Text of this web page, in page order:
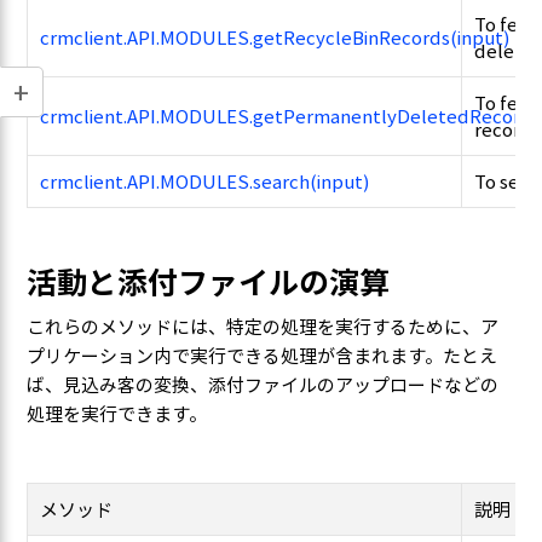
crmclient.API.MODULES.getRecycleBinRecords(input)
To
To
crmclient.API.MODULES.search(input)
To
活動と添付ファイルの演算
これらのメソッドには、特定の処理を実行するために、ア
プリケーション内で実行できる処理が含まれます。たとえ
ば、見込み客の変換、添付ファイルのアップロードなどの
処理を実行できます。
メソッド
説明